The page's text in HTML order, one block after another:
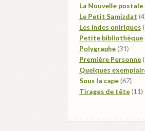
produits
La Nouvelle postale
Le Petit Samizdat 4
Les Indes oniriques
Petite bibliothèque
Polygraphe 3131
Première Personne
Quelques
Sous la cape 6767
Tirages de tête 1111